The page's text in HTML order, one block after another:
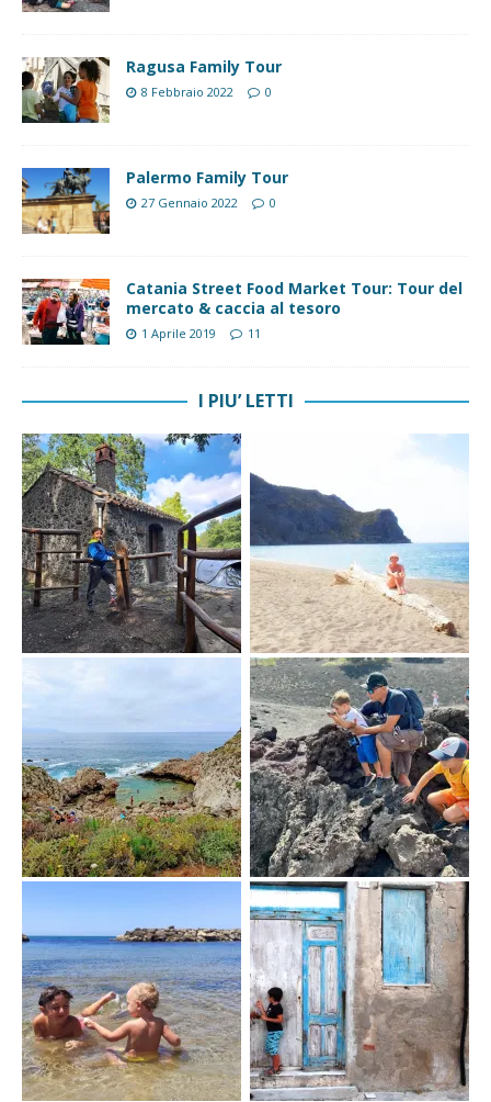
Ragusa Family Tour
8 Febbraio 2022 0
Palermo Family Tour
27 Gennaio 2022 0
Catania Street Food Market Tour: Tour del
mercato & caccia al tesoro
1 Aprile 2019 11
I PIU’ LETTI